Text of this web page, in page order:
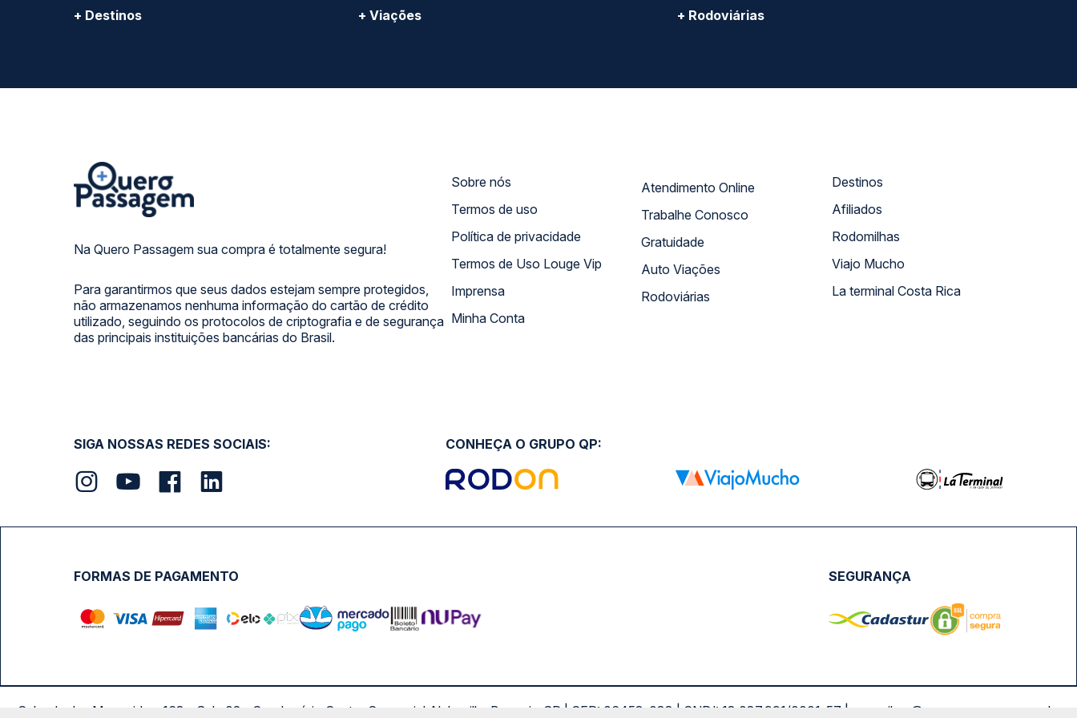
+ Destinos
+ Viações
+ Rodoviárias
Na Quero Passagem sua compra é totalmente segura!
Para garantirmos que seus dados estejam sempre protegidos,
não armazenamos nenhuma informação do cartão de crédito
utilizado, seguindo os protocolos de criptografia e de segurança
das principais instituições bancárias do Brasil.
Sobre nós
Termos de uso
Política de privacidade
Termos de Uso Louge Vip
Imprensa
Minha Conta
Atendimento Online
Trabalhe Conosco
Gratuidade
Auto Viações
Rodoviárias
Destinos
Afiliados
Rodomilhas
Viajo Mucho
La terminal Costa Rica
SIGA NOSSAS REDES SOCIAIS: CONHEÇA O GRUPO QP:
FORMAS DE PAGAMENTO SEGURANÇA
Calçada das Margaridas, 163 - Sala 02 - Condomínio Centro Comercial Alphaville, Barueri - SP | CEP: 06453-038 | CNPJ: 18.087.991/0001-57 | saconibus@queropassagem.com.br